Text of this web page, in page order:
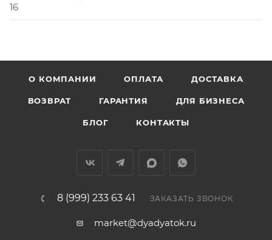
16
О КОМПАНИИ ОПЛАТА ДОСТАВКА
ВОЗВРАТ ГАРАНТИЯ ДЛЯ БИЗНЕСА
БЛОГ КОНТАКТЫ
8 (999) 233 63 41 ЗАКАЗАТЬ ЗВОНОК
market@dyadyatok.ru